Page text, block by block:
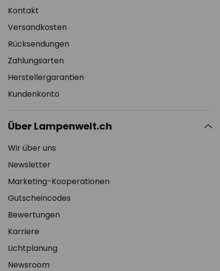
Kontakt
Versandkosten
Rücksendungen
Zahlungsarten
Herstellergarantien
Kundenkonto
Über Lampenwelt.ch
Wir über uns
Newsletter
Marketing-Kooperationen
Gutscheincodes
Bewertungen
Karriere
Lichtplanung
Newsroom